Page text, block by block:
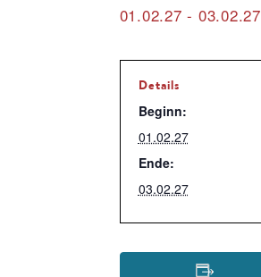
01.02.27 - 03.02.27
Details
Beginn:
01.02.27
Ende:
03.02.27